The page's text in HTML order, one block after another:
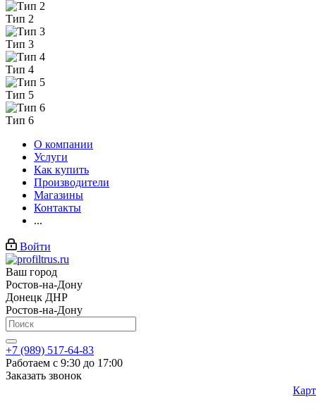
Тип 2
Тип 3
Тип 4
Тип 5
Тип 6
О компании
Услуги
Как купить
Производители
Магазины
Контакты
...
Войти
Ваш город
Ростов-на-Дону
Донецк ДНР
Ростов-на-Дону
+7 (989) 517-64-83
Работаем с 9:30 до 17:00
Заказать звонок